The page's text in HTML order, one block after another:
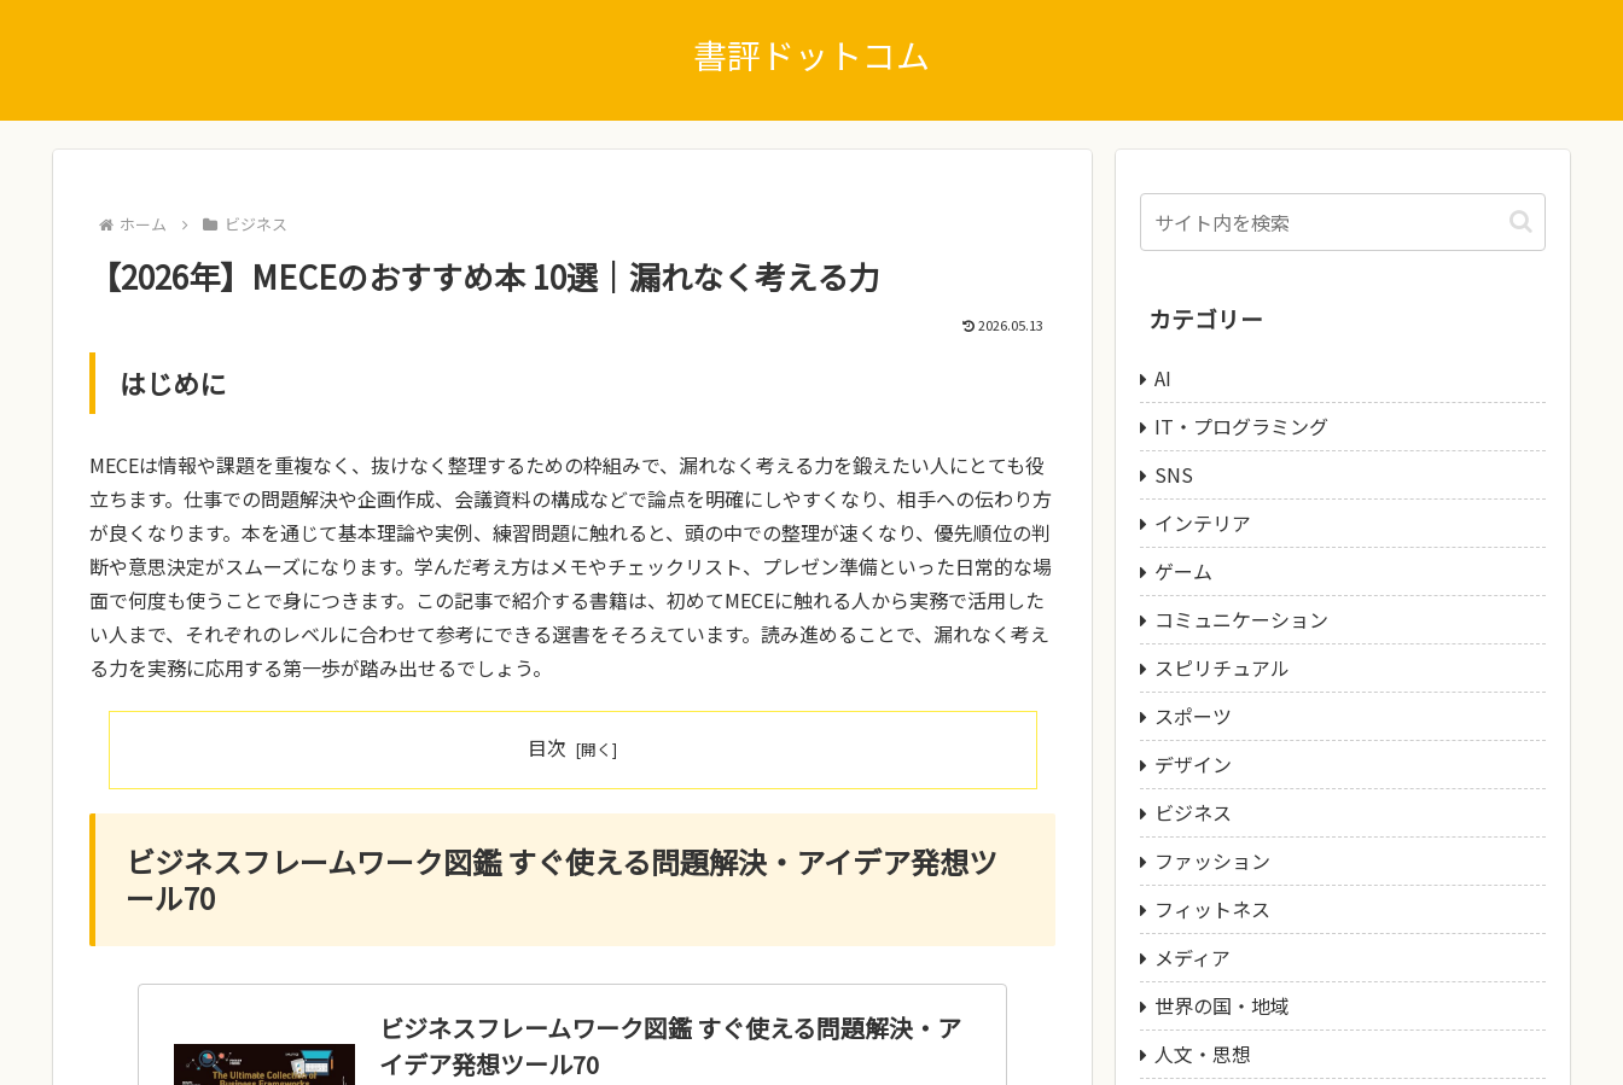
書評ドットコム
ホーム ビジネス
【2026年】MECEのおすすめ本 10選｜漏れなく考える力
2026.05.13
はじめに
MECEは情報や課題を重複なく、抜けなく整理するための枠組みで、漏れなく考える力を鍛えたい人にとても役
立ちます。仕事での問題解決や企画作成、会議資料の構成などで論点を明確にしやすくなり、相手への伝わり方
が良くなります。本を通じて基本理論や実例、練習問題に触れると、頭の中での整理が速くなり、優先順位の判
断や意思決定がスムーズになります。学んだ考え方はメモやチェックリスト、プレゼン準備といった日常的な場
面で何度も使うことで身につきます。この記事で紹介する書籍は、初めてMECEに触れる人から実務で活用した
い人まで、それぞれのレベルに合わせて参考にできる選書をそろえています。読み進めることで、漏れなく考え
る力を実務に応用する第一歩が踏み出せるでしょう。
目次
ビジネスフレームワーク図鑑 すぐ使える問題解決・アイデア発想ツ
ール70
ビジネスフレームワーク図鑑 すぐ使える問題解決・ア
イデア発想ツール70
カテゴリー
AI
IT・プログラミング
SNS
インテリア
ゲーム
コミュニケーション
スピリチュアル
スポーツ
デザイン
ビジネス
ファッション
フィットネス
メディア
世界の国・地域
人文・思想